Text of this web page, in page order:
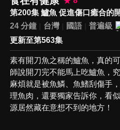
第200集 鱸魚 促進傷口癒合的
24 分鐘
台灣 國語
普遍級
更新至第563集
素有開刀魚之稱的鱸魚，真的
師說開刀完不能馬上吃鱸魚，
麻煩就是被魚鱗、魚鰭刮傷手
理魚肉，還要獨家告訴你，看
源居然藏在意想不到的地方！